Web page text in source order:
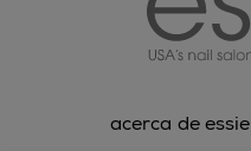
acerca de essie